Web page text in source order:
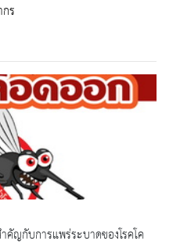
ร
ญกับการแพร่ระบาดของโรคโค